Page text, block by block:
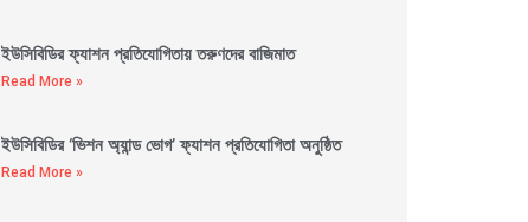
ইউসিবিডির ফ্যাশন প্রতিযোগিতায় তরুণদের বাজিমাত
Read More »
ইউসিবিডির ‘ভিশন অ্যান্ড ভোগ’ ফ্যাশন প্রতিযোগিতা অনুষ্ঠিত
Read More »